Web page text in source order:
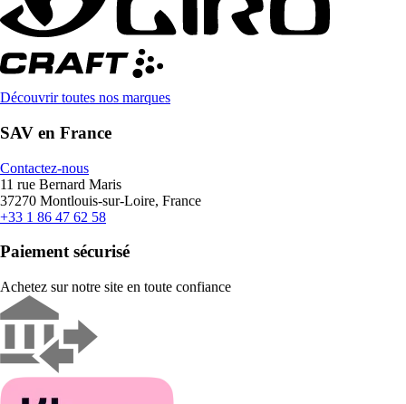
Découvrir toutes nos marques
SAV en France
Contactez-nous
11 rue Bernard Maris
37270 Montlouis-sur-Loire, France
+33 1 86 47 62 58
Paiement sécurisé
Achetez sur notre site en toute confiance